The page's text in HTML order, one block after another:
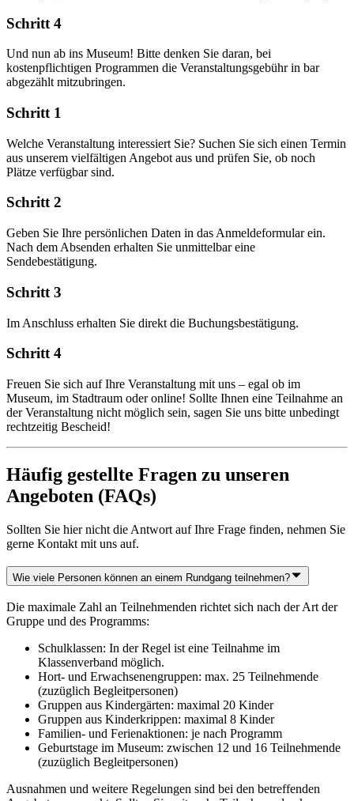
Schritt 4
Und nun ab ins Museum! Bitte denken Sie daran, bei
kostenpflichtigen Programmen die Veranstaltungsgebühr in bar
abgezählt mitzubringen.
Schritt 1
Welche Veranstaltung interessiert Sie? Suchen Sie sich einen Termin
aus unserem vielfältigen Angebot aus und prüfen Sie, ob noch
Plätze verfügbar sind.
Schritt 2
Geben Sie Ihre persönlichen Daten in das Anmeldeformular ein.
Nach dem Absenden erhalten Sie unmittelbar eine
Sendebestätigung.
Schritt 3
Im Anschluss erhalten Sie direkt die Buchungsbestätigung.
Schritt 4
Freuen Sie sich auf Ihre Veranstaltung mit uns – egal ob im
Museum, im Stadtraum oder online! Sollte Ihnen eine Teilnahme an
der Veranstaltung nicht möglich sein, sagen Sie uns bitte unbedingt
rechtzeitig Bescheid!
Häufig gestellte Fragen zu unseren
Angeboten (FAQs)
Sollten Sie hier nicht die Antwort auf Ihre Frage finden, nehmen Sie
gerne Kontakt mit uns auf.
Wie viele Personen können an einem Rundgang teilnehmen?
Die maximale Zahl an Teilnehmenden richtet sich nach der Art der
Gruppe und des Programms:
Schulklassen: In der Regel ist eine Teilnahme im
Klassenverband möglich.
Hort- und Erwachsenengruppen: max. 25 Teilnehmende
(zuzüglich Begleitpersonen)
Gruppen aus Kindergärten: maximal 20 Kinder
Gruppen aus Kinderkrippen: maximal 8 Kinder
Familien- und Ferienaktionen: je nach Programm
Geburtstage im Museum: zwischen 12 und 16 Teilnehmende
(zuzüglich Begleitpersonen)
Ausnahmen und weitere Regelungen sind bei den betreffenden